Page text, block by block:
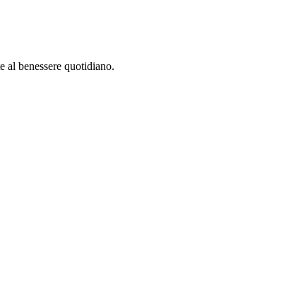
al benessere quotidiano.